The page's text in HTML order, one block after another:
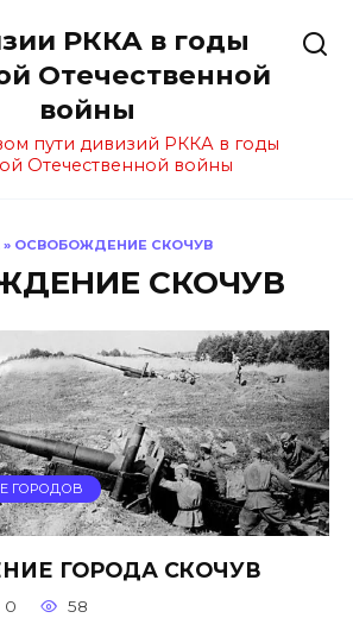
РККА в годы
Отечественной
войны
пути дивизий РККА в годы
Отечественной войны
» ОСВОБОЖДЕНИЕ СКОЧУВ
СКОЧУВ
ГОРОДОВ
ГОРОДА СКОЧУВ
0 58